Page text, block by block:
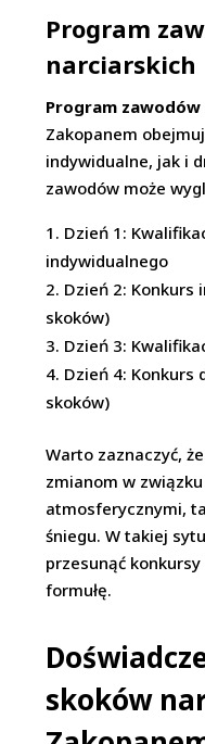
Program
narciarskich
Program zawodów
Zakopanem
indywidualne, jak i
zawodów może
Dzień 1:
indywidualnego
Dzień 2: Konkurs
skoków)
Dzień 3:
Dzień 4: Konkurs
skoków)
Warto zaznaczyć,
zmianom w
atmosferycznymi,
śniegu. W takiej
przesunąć
formułę.
skoków